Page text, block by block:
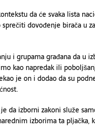
da će svaka lista
dovođenje birača u
i grupama građana da u
kao napredak ili
je on i dodao da su
da izborni zakoni služe
izborima ta pljačka,